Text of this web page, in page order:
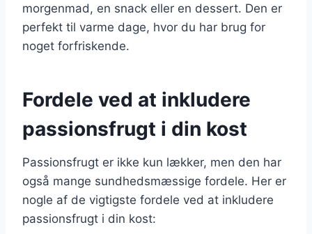
morgenmad, en snack eller en dessert. Den er
perfekt til varme dage, hvor du har brug for
noget forfriskende.
Fordele ved at inkludere
passionsfrugt i din kost
Passionsfrugt er ikke kun lækker, men den har
også mange sundhedsmæssige fordele. Her er
nogle af de vigtigste fordele ved at inkludere
passionsfrugt i din kost: